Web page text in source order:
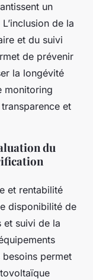
un
de la
et du suivi
de prévenir
la longévité
monitoring
et
du
et rentabilité
disponibilité de
et suivi de la
besoins permet